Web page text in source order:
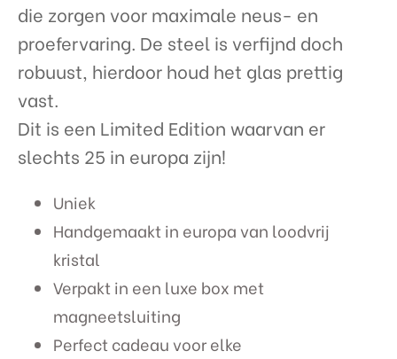
die zorgen voor maximale neus- en
proefervaring. De steel is verfijnd doch
robuust, hierdoor houd het glas prettig
vast.
Dit is een Limited Edition waarvan er
slechts 25 in europa zijn!
Uniek
Handgemaakt in europa van loodvrij
kristal
Verpakt in een luxe box met
magneetsluiting
Perfect cadeau voor elke